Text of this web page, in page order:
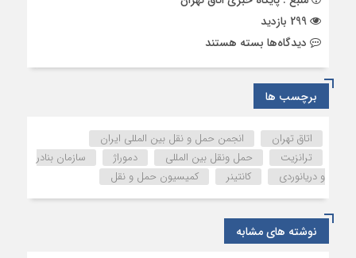
دیدگاه‌ها برای
«حمل
و
نقل»
و
«بهبود
محیط
کسب
وکار»
بسته هستند
برچسب ها
اتاق تهران
انجمن حمل و نقل بین المللی ایران
ترانزیت
حمل ونقل بین المللی دموراژ
سازمان بنادر
و دریانوردی
کانتینر کمیسیون حمل و نقل
نوشته های مشابه